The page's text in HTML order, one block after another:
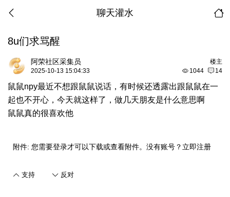
聊天灌水
8u们求骂醒
楼主
阿荣社区采集员
1044 14
2025-10-13 15:04:33
鼠鼠npy最近不想跟鼠鼠说话，有时候还透露出跟鼠鼠在一
起也不开心，今天就这样了，做几天朋友是什么意思啊
鼠鼠真的很喜欢他
附件: 您需要登录才可以下载或查看附件。没有账号？ 立即注册
支持 反对